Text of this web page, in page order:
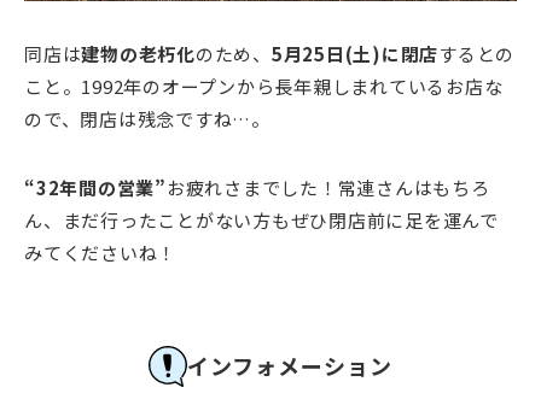
同店は建物の老朽化のため、 5月25日(土)に閉店するとの
こと。1992年のオープンから長年親しまれているお店な
ので、閉店は残念ですね…。
“32年間の営業”お疲れさまでした！常連さんはもちろ
ん、まだ行ったことがない方もぜひ閉店前に足を運んで
みてくださいね！
インフォメーション